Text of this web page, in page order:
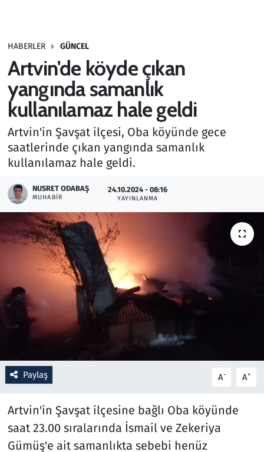
HABERLER GÜNCEL
Artvin'de köyde çıkan
yangında samanlık
kullanılamaz hale geldi
Artvin'in Şavşat ilçesi, Oba köyünde gece
saatlerinde çıkan yangında samanlık
kullanılamaz hale geldi.
NUSRET ODABAŞ
MUHABIR
24.10.2024 - 08:16
YAYINLANMA
Paylaş A- A+
Artvin'in Şavşat ilçesine bağlı Oba köyünde
saat 23.00 sıralarında İsmail ve Zekeriya
Gümüş'e ait samanlıkta sebebi henüz
Haber
Kültür Sanat
Kurumsal Haberler
Lezzet Durağı
Memur ve Kamu
Otomobil
Oyun
Ramazan
Resmi İlanlar
Rüya Tabirleri
Savunma Sanayi
Seçim 2023
Spor